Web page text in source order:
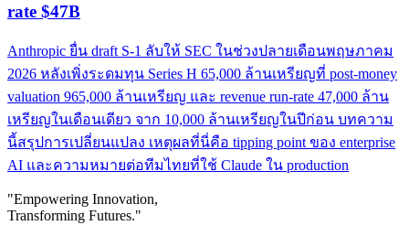
rate $47B
Anthropic ยื่น draft S-1 ลับให้ SEC ในช่วงปลายเดือนพฤษภาคม
2026 หลังเพิ่งระดมทุน Series H 65,000 ล้านเหรียญที่ post-money
valuation 965,000 ล้านเหรียญ และ revenue run-rate 47,000 ล้าน
เหรียญในเดือนเดียว จาก 10,000 ล้านเหรียญในปีก่อน บทความ
นี้สรุปการเปลี่ยนแปลง เหตุผลที่นี่คือ tipping point ของ enterprise
AI และความหมายต่อทีมไทยที่ใช้ Claude ใน production
"Empowering Innovation,
Transforming Futures."